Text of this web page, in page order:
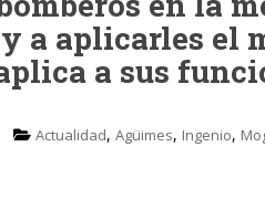
a aplicarles el
a sus
Actualidad, Agüimes, Ingenio,